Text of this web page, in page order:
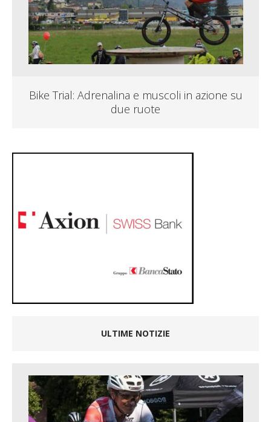
Bike Trial: Adrenalina e muscoli in azione su
due ruote
ULTIME NOTIZIE